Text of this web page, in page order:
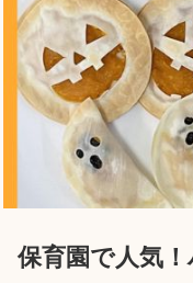
ホー
保育園で人気